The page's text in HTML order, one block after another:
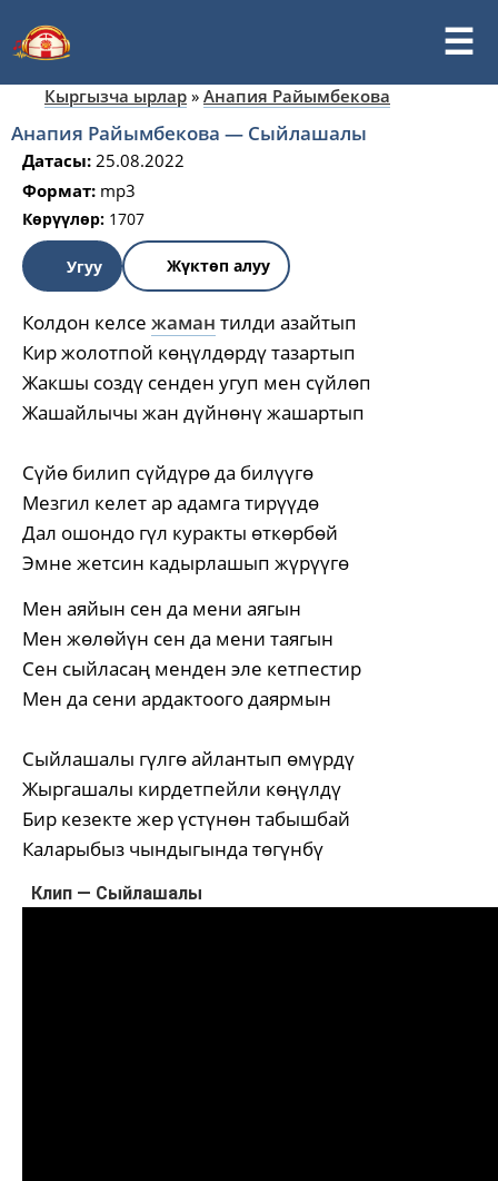
Кыргызча ырлар » Анапия Райымбекова
Анапия Райымбекова — Сыйлашалы
Датасы: 25.08.2022
Формат: mp3
Көрүүлөр: 1707
Угуу Жүктөп алуу
Колдон келсе жаман тилди азайтып
Кир жолотпой көңүлдөрдү тазартып
Жакшы создү сенден угуп мен сүйлөп
Жашайлычы жан дүйнөнү жашартып
Сүйө билип сүйдүрө да билүүгө
Мезгил келет ар адамга тирүүдө
Дал ошондо гүл куракты өткөрбөй
Эмне жетсин кадырлашып жүрүүгө
Мен аяйын сен да мени аягын
Мен жөлөйүн сен да мени таягын
Сен сыйласаң менден эле кетпестир
Мен да сени ардактоого даярмын
Сыйлашалы гүлгө айлантып өмүрдү
Жыргашалы кирдетпейли көңүлдү
Бир кезекте жер үстүнөн табышбай
Каларыбыз чындыгында төгүнбү
Клип — Сыйлашалы